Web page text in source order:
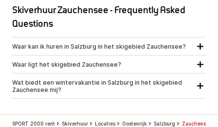
Skiverhuur Zauchensee - Frequently Asked
Questions
Waar kan ik huren in Salzburg in het skigebied Zauchensee?
Waar ligt het skigebied Zauchensee?
Wat biedt een wintervakantie in Salzburg in het skigebied
Zauchensee mij?
SPORT 2000 rent Skiverhuur Locaties Oostenrijk Salzburg Zauchensee